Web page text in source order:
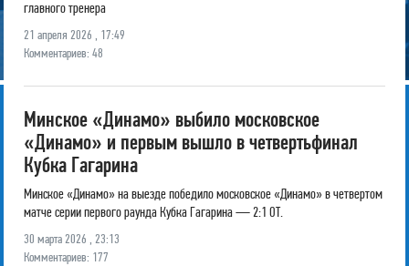
главного тренера
21 апреля 2026 , 17:49
Комментариев: 48
Минское «Динамо» выбило московское
«Динамо» и первым вышло в четвертьфинал
Кубка Гагарина
Минское «Динамо» на выезде победило московское «Динамо» в четвертом
матче серии первого раунда Кубка Гагарина — 2:1 ОТ.
30 марта 2026 , 23:13
Комментариев: 177